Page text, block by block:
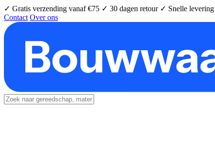
✓ Gratis verzending vanaf €75 ✓ 30 dagen retour ✓ Snelle levering
Contact Over ons